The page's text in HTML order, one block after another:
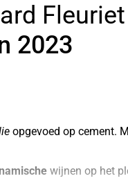
Vraag,
Ik heb
2023
opgevoed op cement.
wijnen op het